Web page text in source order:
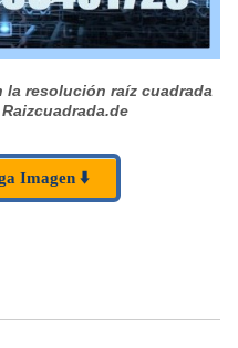
resolución raíz cuadrada
Imagen ⬇️